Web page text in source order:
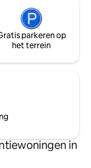
parkeren op
het terrein
in